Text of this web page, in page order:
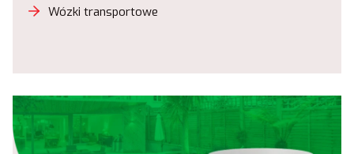
Wózki transportowe